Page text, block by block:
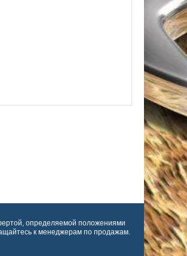
определяемой положениями
к менеджерам по продажам.